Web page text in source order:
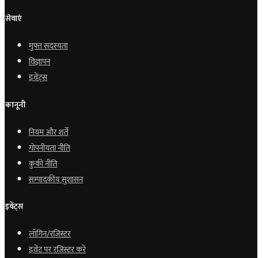
सेवाएं
मुफ्त सदस्यता
विज्ञापन
इवेंट्स
कानूनी
नियम और शर्तें
गोपनीयता नीति
कुकी नीति
सम्पादकीय सुशासन
इवेंट्स
लॉगिन/रजिस्टर
इवेंट पर रजिस्टर करें